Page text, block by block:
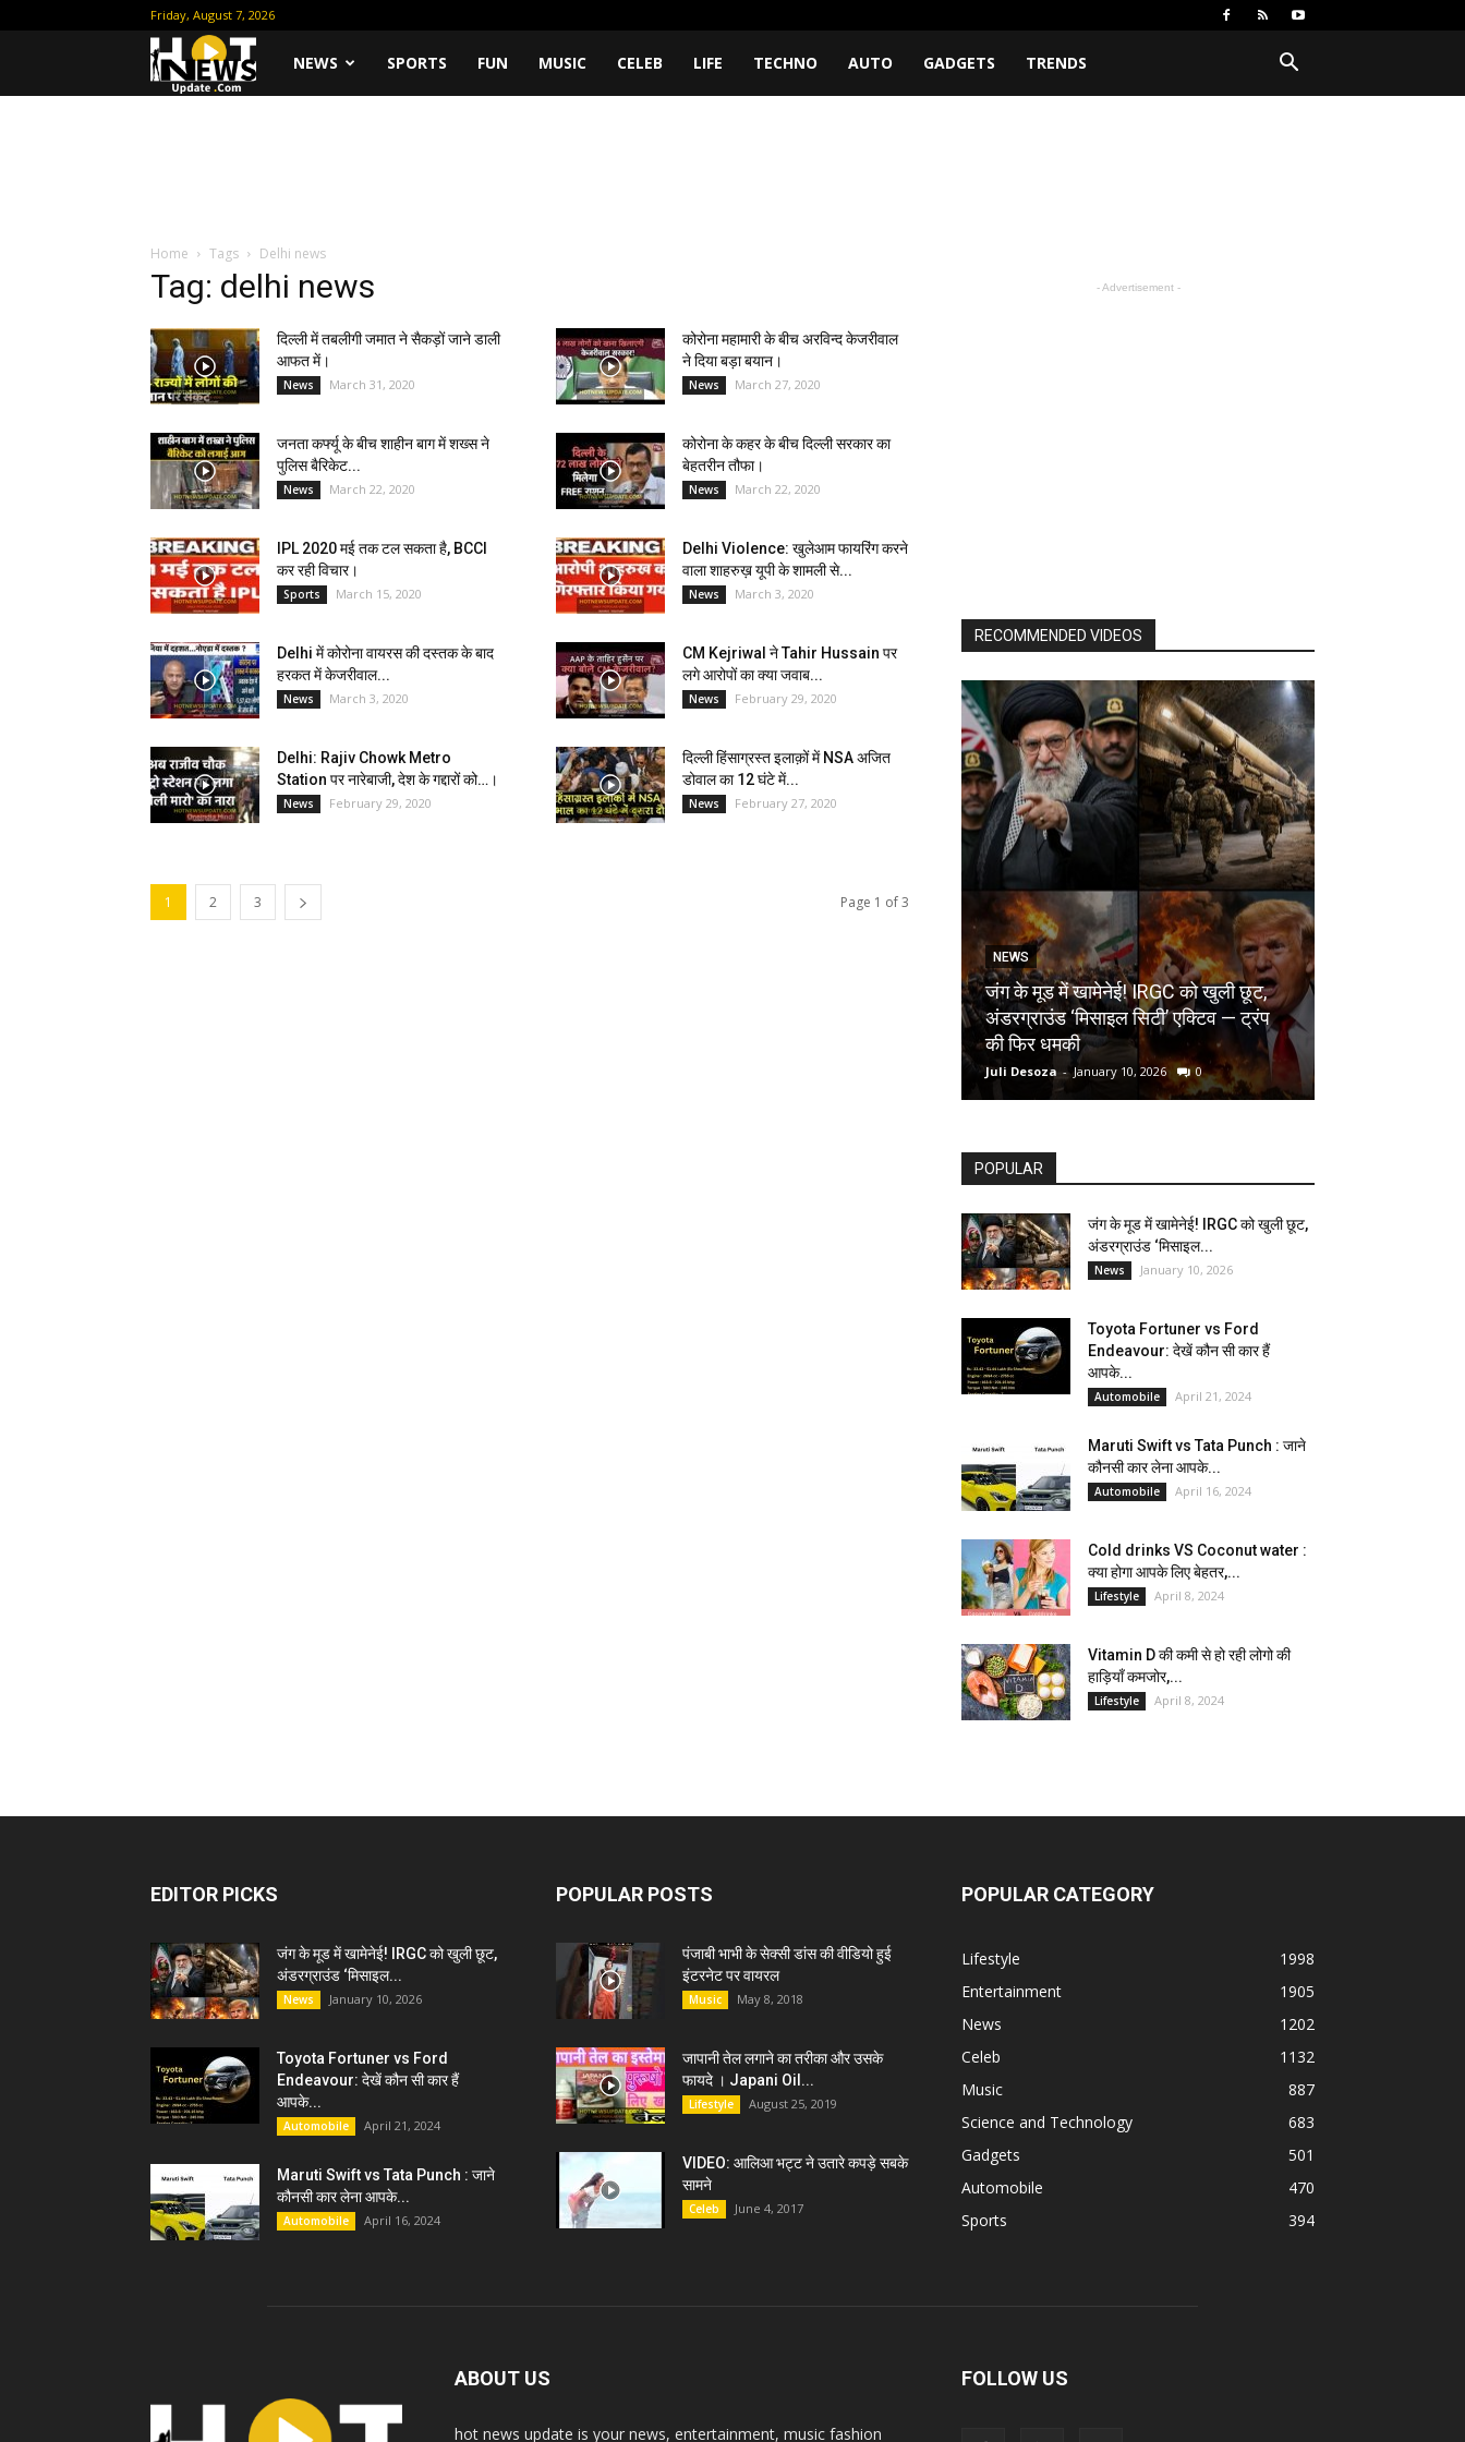
Friday, August 7, 2026
HotNEWS SPORTS FUN MUSIC CELEB LIFE TECHNO AUTO GADGETS TRENDS
Home Tags Delhi news
Tag: delhi news
दिल्ली में तबलीगी जमात ने सैकड़ों जाने डाली
आफत में।
News March 31, 2020
कोरोना महामारी के बीच अरविन्द केजरीवाल
ने दिया बड़ा बयान।
News March 27, 2020
जनता कर्फ्यू के बीच शाहीन बाग में शख्स ने
पुलिस बैरिकेट...
News March 22, 2020
कोरोना के कहर के बीच दिल्ली सरकार का
बेहतरीन तौफा।
News March 22, 2020
IPL 2020 मई तक टल सकता है, BCCI
कर रही विचार।
Sports March 15, 2020
Delhi Violence: खुलेआम फायरिंग करने
वाला शाहरुख़ यूपी के शामली से...
News March 3, 2020
Delhi में कोरोना वायरस की दस्तक के बाद
हरकत में केजरीवाल...
News March 3, 2020
CM Kejriwal ने Tahir Hussain पर
लगे आरोपों का क्या जवाब...
News February 29, 2020
Delhi: Rajiv Chowk Metro
Station पर नारेबाजी, देश के गद्दारों को…।
News February 29, 2020
दिल्ली हिंसाग्रस्त इलाक़ों में NSA अजित
डोवाल का 12 घंटे में...
News February 27, 2020
1 2 3 Page 1 of 3
- Advertisement -
RECOMMENDED VIDEOS
NEWS
जंग के मूड में खामेनेई! IRGC को खुली छूट,
अंडरग्राउंड ‘मिसाइल सिटी’ एक्टिव — ट्रंप
की फिर धमकी
Juli Desoza - January 10, 2026 0
POPULAR
जंग के मूड में खामेनेई! IRGC को खुली छूट,
अंडरग्राउंड ‘मिसाइल...
News January 10, 2026
Toyota Fortuner vs Ford
Endeavour: देखें कौन सी कार हैं
आपके...
Automobile April 21, 2024
Maruti Swift vs Tata Punch : जाने
कौनसी कार लेना आपके...
Automobile April 16, 2024
Cold drinks VS Coconut water :
क्या होगा आपके लिए बेहतर,...
Lifestyle April 8, 2024
Vitamin D की कमी से हो रही लोगो की
हाड़ियाँ कमजोर,...
Lifestyle April 8, 2024
EDITOR PICKS
जंग के मूड में खामेनेई! IRGC को खुली छूट,
अंडरग्राउंड ‘मिसाइल...
News January 10, 2026
Toyota Fortuner vs Ford
Endeavour: देखें कौन सी कार हैं
आपके...
Automobile April 21, 2024
Maruti Swift vs Tata Punch : जाने
कौनसी कार लेना आपके...
Automobile April 16, 2024
POPULAR POSTS
पंजाबी भाभी के सेक्सी डांस की वीडियो हुई
इंटरनेट पर वायरल
Music May 8, 2018
जापानी तेल लगाने का तरीका और उसके
फायदे । Japani Oil...
Lifestyle August 25, 2019
VIDEO: आलिआ भट्ट ने उतारे कपड़े सबके
सामने
Celeb June 4, 2017
POPULAR CATEGORY
Lifestyle
1998
Entertainment
1905
News
1202
Celeb
1132
Music
887
Science and Technology
683
Gadgets
501
Automobile
470
Sports
394
ABOUT US
hot news update is your news, entertainment, music fashion
FOLLOW US